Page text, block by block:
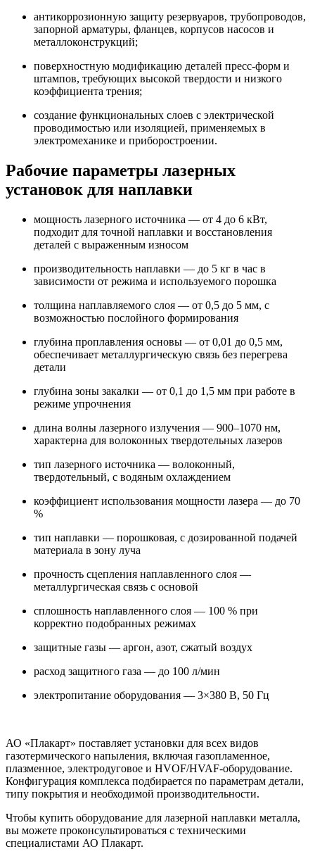
антикоррозионную защиту резервуаров, трубопроводов,
запорной арматуры, фланцев, корпусов насосов и
металлоконструкций;
поверхностную модификацию деталей пресс-форм и
штампов, требующих высокой твердости и низкого
коэффициента трения;
создание функциональных слоев с электрической
проводимостью или изоляцией, применяемых в
электромеханике и приборостроении.
Рабочие параметры лазерных
установок для наплавки
мощность лазерного источника — от 4 до 6 кВт,
подходит для точной наплавки и восстановления
деталей с выраженным износом
производительность наплавки — до 5 кг в час в
зависимости от режима и используемого порошка
толщина наплавляемого слоя — от 0,5 до 5 мм, с
возможностью послойного формирования
глубина проплавления основы — от 0,01 до 0,5 мм,
обеспечивает металлургическую связь без перегрева
детали
глубина зоны закалки — от 0,1 до 1,5 мм при работе в
режиме упрочнения
длина волны лазерного излучения — 900–1070 нм,
характерна для волоконных твердотельных лазеров
тип лазерного источника — волоконный,
твердотельный, с водяным охлаждением
коэффициент использования мощности лазера — до 70
%
тип наплавки — порошковая, с дозированной подачей
материала в зону луча
прочность сцепления наплавленного слоя —
металлургическая связь с основой
сплошность наплавленного слоя — 100 % при
корректно подобранных режимах
защитные газы — аргон, азот, сжатый воздух
расход защитного газа — до 100 л/мин
электропитание оборудования — 3×380 В, 50 Гц
АО «Плакарт» поставляет установки для всех видов
газотермического напыления, включая газопламенное,
плазменное, электродуговое и HVOF/HVAF-оборудование.
Конфигурация комплекса подбирается по параметрам детали,
типу покрытия и необходимой производительности.
Чтобы купить оборудование для лазерной наплавки металла,
вы можете проконсультироваться с техническими
специалистами АО Плакарт.